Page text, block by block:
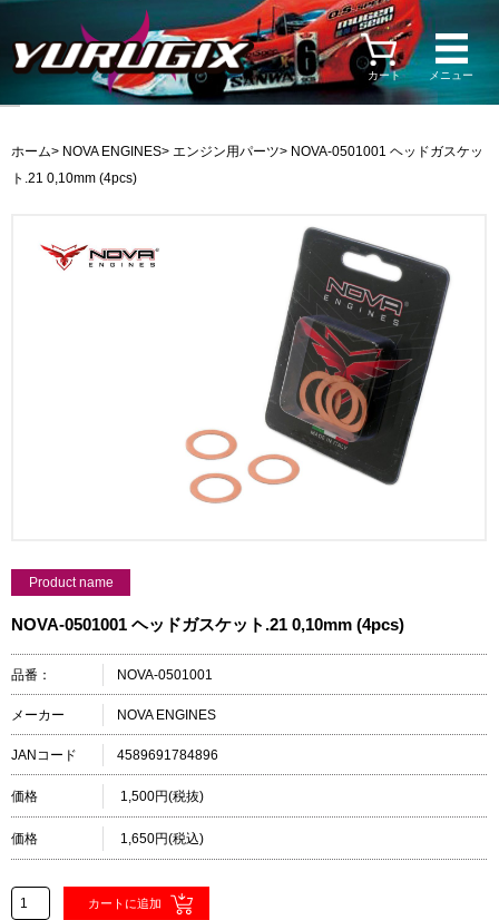
カート メニュー
ホーム> NOVA ENGINES> エンジン用パーツ> NOVA-0501001 ヘッドガスケッ
ト.21 0,10mm (4pcs)
Product name
NOVA-0501001 ヘッドガスケット.21 0,10mm (4pcs)
品番： NOVA-0501001
メーカー NOVA ENGINES
JANコード 4589691784896
価格 1,500円(税抜)
価格 1,650円(税込)